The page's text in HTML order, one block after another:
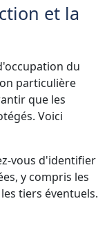
et la
du
particulière
que les
Voici
vous d'identifier
y compris les
tiers éventuels.